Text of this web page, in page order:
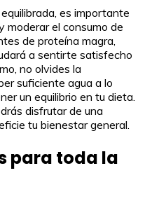
es importante
moderar el consumo de
de proteína magra,
a sentirte satisfecho
no olvides la
suficiente agua a lo
un equilibrio en tu dieta.
disfrutar de una
tu bienestar general.
para toda la